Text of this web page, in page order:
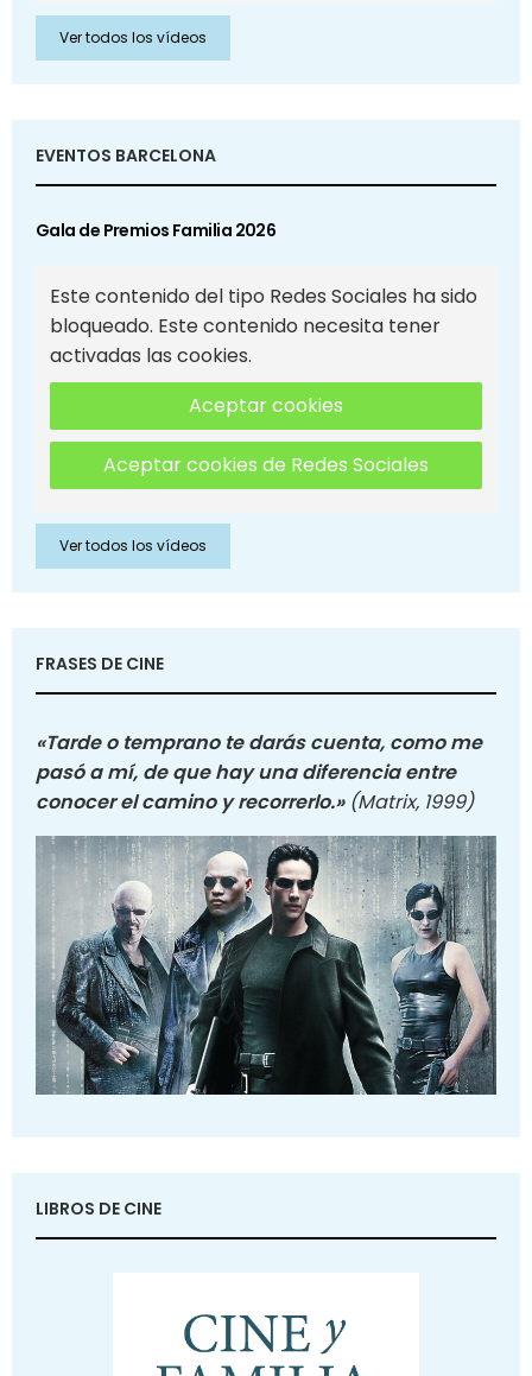
Ver todos los vídeos
EVENTOS BARCELONA
Gala de Premios Familia 2026
Este contenido del tipo Redes Sociales ha sido
bloqueado. Este contenido necesita tener
activadas las cookies.
Aceptar cookies
Aceptar cookies de Redes Sociales
Ver todos los vídeos
FRASES DE CINE
«Tarde o temprano te darás cuenta, como me
pasó a mí, de que hay una diferencia entre
conocer el camino y recorrerlo.» (Matrix, 1999)
LIBROS DE CINE